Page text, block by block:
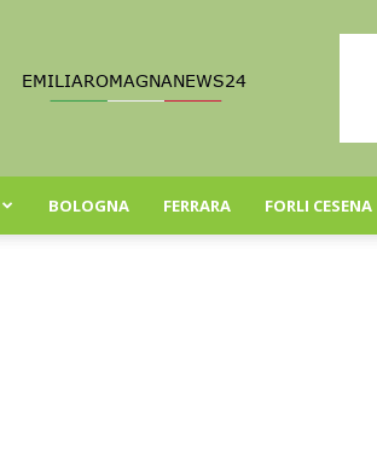
Romagna
BOLOGNA FERRARA FORLI CESENA